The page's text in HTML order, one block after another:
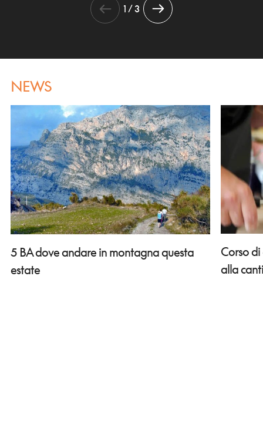
1 / 3
NEWS
5 BA dove andare in montagna questa
estate
Corso
alla